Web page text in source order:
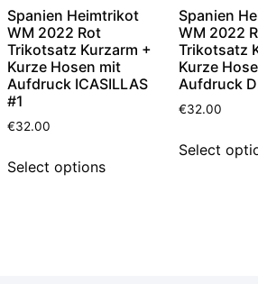
Spanien Heimtrikot
WM 2022 Rot
Trikotsatz Kurzarm +
Kurze Hosen mit
Aufdruck ICASILLAS
#1
€32.00
Select options
Spanien
WM 2022
Trikotsatz
Kurze
Aufdruck
€32.00
Select